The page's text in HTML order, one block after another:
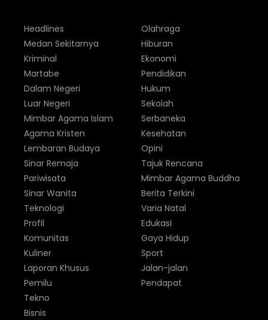
Headlines
Medan Sekitarnya
Kriminal
Martabe
Dalam Negeri
Luar Negeri
Olahraga
Hiburan
Ekonomi
Pendidikan
Hukum
Sekolah
Mimbar Agama Islam
Agama Kristen
Lembaran Budaya
Sinar Remaja
Pariwisata
Sinar Wanita
Serbaneka
Kesehatan
Opini
Tajuk Rencana
Mimbar Agama Buddha
Berita Terkini
Teknologi
Profil
Komunitas
Kuliner
Laporan Khusus
Pemilu
Varia Natal
Edukasi
Gaya Hidup
Sport
Jalan-jalan
Pendapat
Tekno
Bisnis